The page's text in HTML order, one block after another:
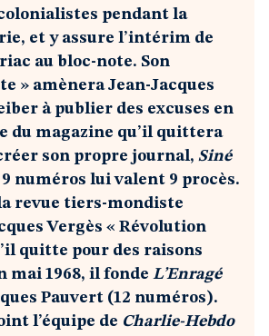
pendant la
et y assure l’intérim de
au bloc-note. Son
» amènera Jean-Jacques
à publier des excuses en
du magazine qu’il quittera
son propre journal, Siné
numéros lui valent 9 procès.
revue tiers-mondiste
Vergès « Révolution
quitte pour des raisons
mai 1968, il fonde L’Enragé
Pauvert (12 numéros).
l’équipe de Charlie-Hebdo